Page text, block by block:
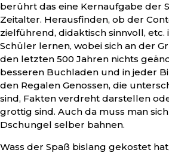
berührt das eine Kernaufgabe der
Zeitalter. Herausfinden, ob der
zielführend, didaktisch sinnvoll, etc.
Schüler lernen, wobei sich an der
den letzten 500 Jahren nichts
besseren Buchladen und in jeder
den Regalen Genossen, die
sind, Fakten verdreht darstellen
grottig sind. Auch da muss man
Dschungel selber bahnen.
Wass der Spaß bislang gekostet